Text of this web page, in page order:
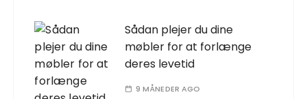
Sådan plejer du dine
møbler for at forlænge
deres levetid
9 MÅNEDER AGO